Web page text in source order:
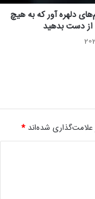
دلهره آور که به هیچ
از دست بدهید
شده‌اند *